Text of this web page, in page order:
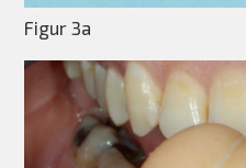
Figur 3a